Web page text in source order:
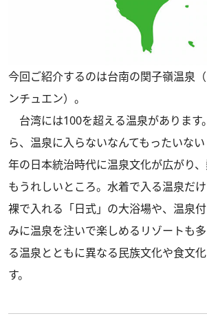
今回ご紹介するのは台南の関子嶺温泉
ンチュエン）。
台湾には100を超える温泉があります
ら、温泉に入らないなんてもったいな
年の日本統治時代に温泉文化が広がり
もうれしいところ。水着で入る温泉だ
裸で入れる「日式」の大浴場や、温泉
みに温泉を注いで楽しめるリゾートも
る温泉とともに異なる民族文化や食文
す。